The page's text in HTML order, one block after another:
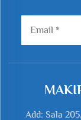
Add: Sala